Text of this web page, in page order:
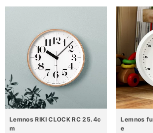
Lemnos RIKI CLOCK RC 25.4c
m
Lemnos
e